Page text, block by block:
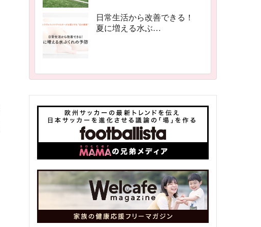
日常生活から改善できる！
夏に増える水ぶ…